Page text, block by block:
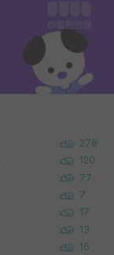
278
120
77
7
17
13
16